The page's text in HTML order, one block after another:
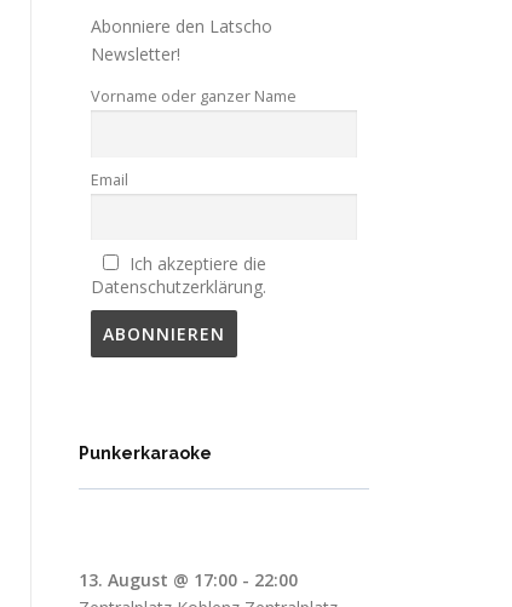
Abonniere den Latscho
Newsletter!
Vorname oder ganzer Name
Email
Ich akzeptiere die
Datenschutzerklärung.
Punkerkaraoke
13. August @ 17:00 - 22:00